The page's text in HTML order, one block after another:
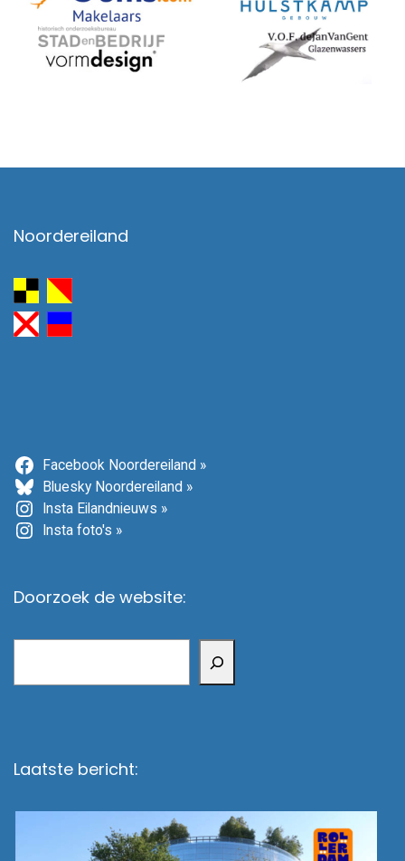
Noordereiland
Facebook Noordereiland »
Bluesky Noordereiland »
Insta Eilandnieuws »
Insta foto's »
Doorzoek de website:
Laatste bericht: